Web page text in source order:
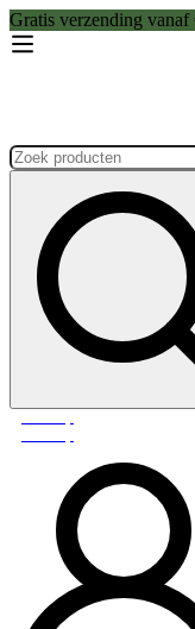
Gratis verzending
Zoeken: